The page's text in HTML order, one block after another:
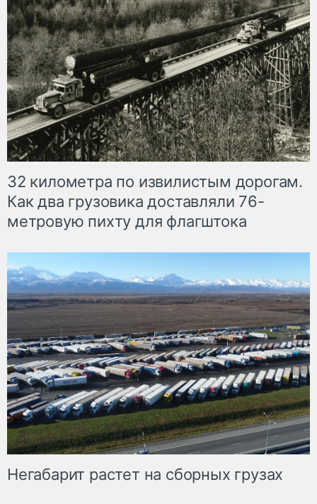
32 километра по извилистым дорогам.
Как два грузовика доставляли 76-
метровую пихту для флагштока
Негабарит растет на сборных грузах